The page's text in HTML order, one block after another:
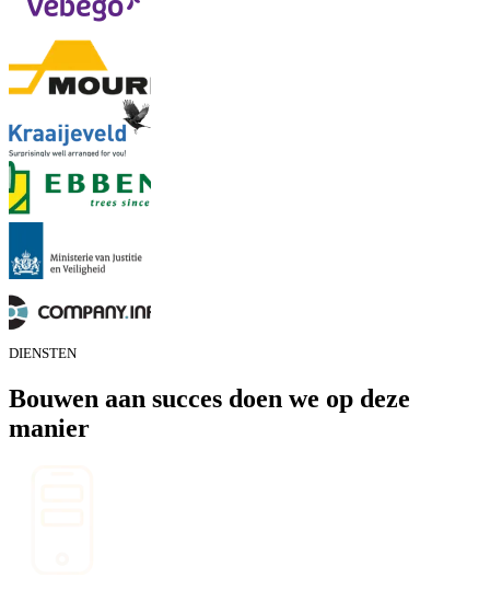
DIENSTEN
Bouwen aan succes doen we op deze
manier